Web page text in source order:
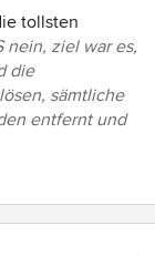
tollsten
nein, ziel war es,
die
sämtliche
entfernt und